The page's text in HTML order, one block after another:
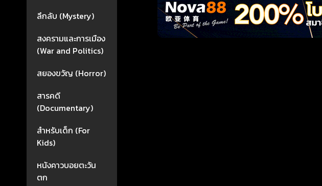
ลึกลับ (Mystery)
สงครามและการเมือง
(War and Politics)
สยองขวัญ (Horror)
สารคดี
(Documentary)
สำหรับเด็ก (For
Kids)
หนังคาวบอยตะวัน
ตก